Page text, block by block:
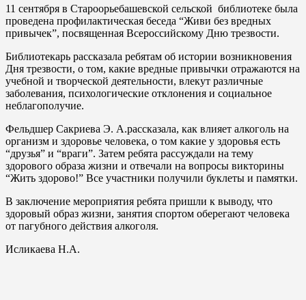
11 сентября в Староорьебашевской сельской библиотеке была
проведена профилактическая беседа “Живи без вредных
привычек”, посвященная Всероссийскому Дню трезвости.
Библиотекарь рассказала ребятам об истории возникновения
Дня трезвости, о том, какие вредные привычки отражаются на
учебной и творческой деятельности, влекут различные
заболевания, психологические отклонения и социальное
неблагополучие.
Фельдшер Сакриева Э. А.рассказала, как влияет алкоголь на
организм и здоровье человека, о том какие у здоровья есть
“друзья” и “враги”. Затем ребята рассуждали на тему
здорового образа жизни и отвечали на вопросы викторины
“Жить здорово!” Все участники получили буклеты и памятки.
В заключение мероприятия ребята пришли к выводу, что
здоровый образ жизни, занятия спортом оберегают человека
от пагубного действия алкоголя.
Исликаева Н.А.